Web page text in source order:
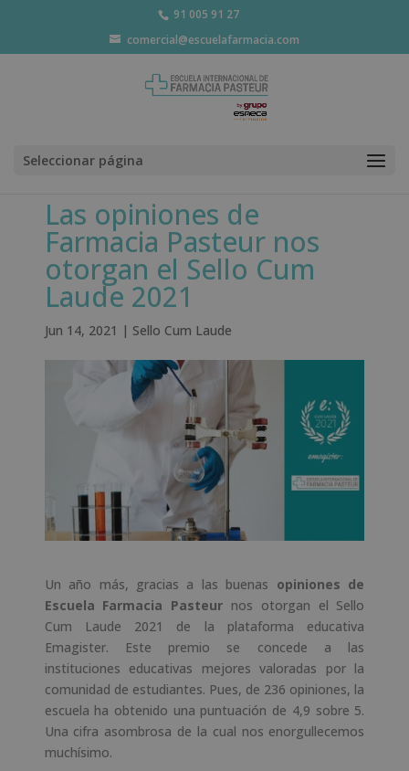
91 005 91 27
comercial@escuelafarmacia.com
Seleccionar página
Las opiniones de
Farmacia Pasteur nos
otorgan el Sello Cum
Laude 2021
Jun 14, 2021 | Sello Cum Laude
Un año más, gracias a las buenas opiniones de
Escuela Farmacia Pasteur nos otorgan el Sello
Cum Laude 2021 de la plataforma educativa
Emagister. Este premio se concede a las
instituciones educativas mejores valoradas por la
comunidad de estudiantes. Pues, de 236 opiniones, la
escuela ha obtenido una puntuación de 4,9 sobre 5.
Una cifra asombrosa de la cual nos enorgullecemos
muchísimo.